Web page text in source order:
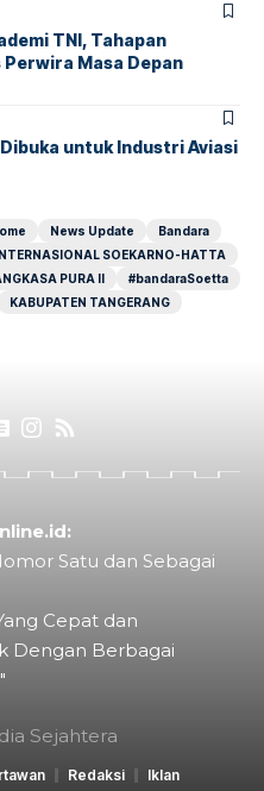
TNI, Tahapan
Masa Depan
untuk Industri Aviasi
News Update
Bandara
SOEKARNO-HATTA
PURA II
#bandaraSoetta
KABUPATEN TANGERANG
Satu dan Sebagai
Cepat dan
Dengan Berbagai
Sejahtera
Redaksi Iklan